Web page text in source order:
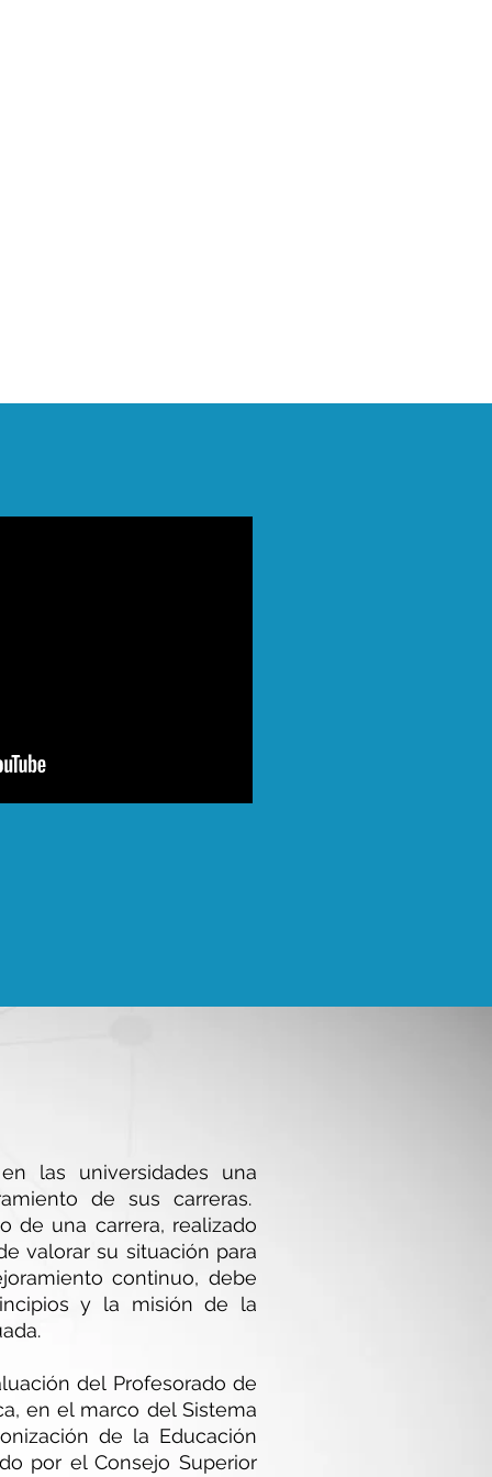
las universidades una
de sus carreras.
de una carrera, realizado
valorar su situación para
continuo, debe
y la misión de la
del Profesorado de
en el marco del Sistema
de la Educación
por el Consejo Superior